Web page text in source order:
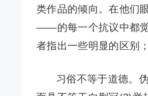
类作品的倾向。在他们
——的每一个抗议中都
者指出一些明显的区别
习俗不等于道德。